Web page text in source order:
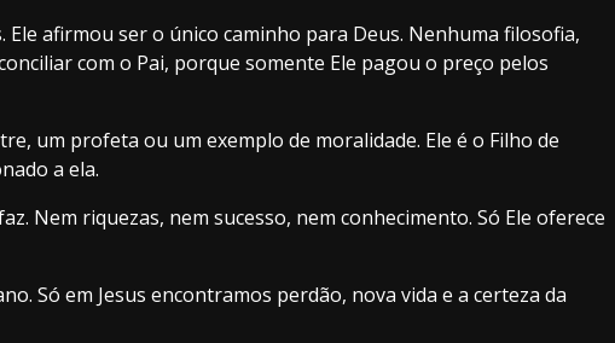
afirmou ser o único caminho para Deus. Nenhuma filosofia,
com o Pai, porque somente Ele pagou o preço pelos
um profeta ou um exemplo de moralidade. Ele é o Filho de
a ela.
Nem riquezas, nem sucesso, nem conhecimento. Só Ele oferece
Só em Jesus encontramos perdão, nova vida e a certeza da